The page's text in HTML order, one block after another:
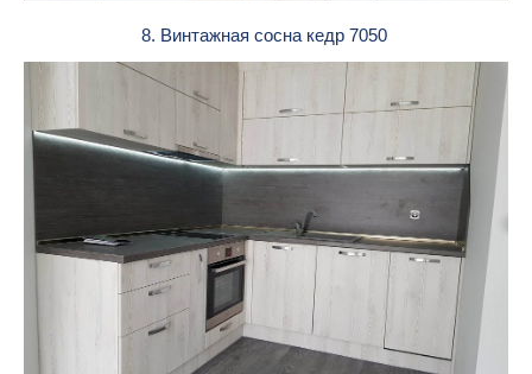
8. Винтажная сосна кедр 7050